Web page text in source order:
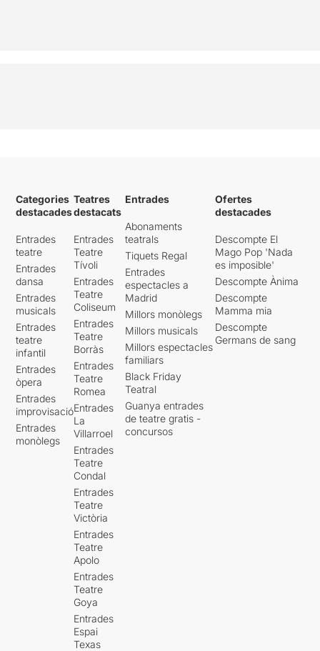
Categories
destacades
Entrades
teatre
Entrades
dansa
Entrades
musicals
Entrades
teatre
infantil
Entrades
òpera
Entrades
improvisació
Entrades
monòlegs
Teatres
destacats
Entrades
Teatre
Tívoli
Entrades
Teatre
Coliseum
Entrades
Teatre
Borràs
Entrades
Teatre
Romea
Entrades
La
Villarroel
Entrades
Teatre
Condal
Entrades
Teatre
Victòria
Entrades
Teatre
Apolo
Entrades
Teatre
Goya
Entrades
Espai
Texas
Entrades
Abonaments
teatrals
Tiquets Regal
Entrades
espectacles a
Madrid
Millors monòlegs
Millors musicals
Millors espectacles
familiars
Black Friday
Teatral
Guanya entrades
de teatre gratis -
concursos
Ofertes
destacades
Descompte El
Mago Pop 'Nada
es imposible'
Descompte Ànima
Descompte
Mamma mia
Descompte
Germans de sang